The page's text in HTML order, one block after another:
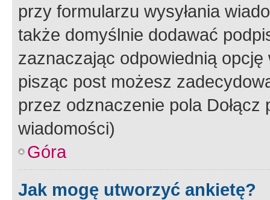
przy formularzu wysyłania
także domyślnie dodawać
zaznaczając odpowiednią
pisząc post możesz
przez odznaczenie pola
wiadomości)
Góra
Jak mogę utworzyć ankietę?